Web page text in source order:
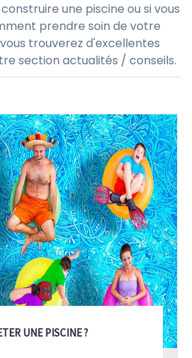
une piscine ou si vous
prendre soin de votre
trouverez d'excellentes
section actualités / conseils.
UNE PISCINE ?